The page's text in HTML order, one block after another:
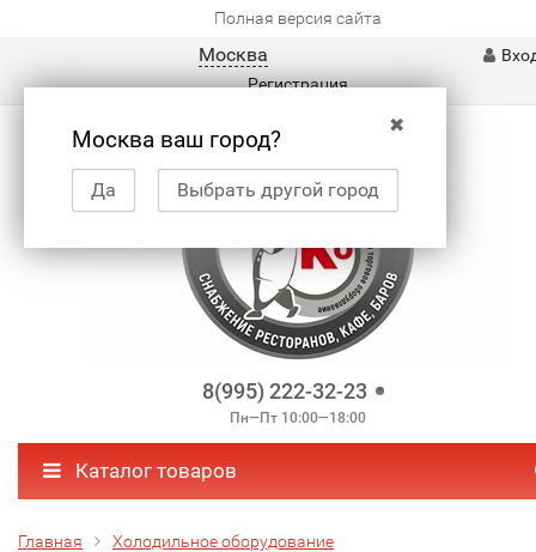
Полная версия сайта
Москва
✖
Москва ваш город?
Да Выбрать другой город
Регистрация
8(995) 222-32-23
Пн—Пт 10:00—18:00
Каталог товаров
Главная
Холодильное оборудование